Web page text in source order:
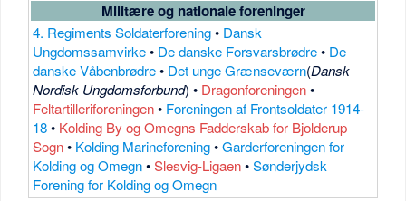
Militære og nationale foreninger
4. Regiments Soldaterforening• Dansk
Ungdomssamvirke• De danske Forsvarsbrødre• De
danske Våbenbrødre• Det unge Grænseværn(Dansk
Nordisk Ungdomsforbund) • Dragonforeningen•
Feltartilleriforeningen• Foreningen af Frontsoldater 1914-
18• Kolding By og Omegns Fadderskab for Bjolderup
Sogn• Kolding Marineforening•Garderforeningen for
Kolding og Omegn•Slesvig-Ligaen•Sønderjydsk
Forening for Kolding og Omegn